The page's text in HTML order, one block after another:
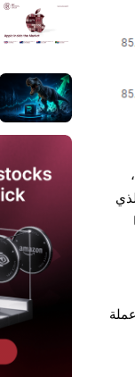
انخفضت قيمة الروبية الهندية بمقدار 22 بايسة لتغلق عند 85.80 مقابل الدولار الأمريكي في 11 يوليو 2025،